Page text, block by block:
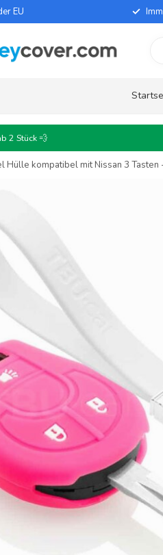
EU
2 Stück 💨
Hülle kompatibel mit Nissan 3